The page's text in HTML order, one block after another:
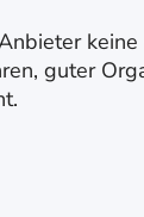
keine
guter